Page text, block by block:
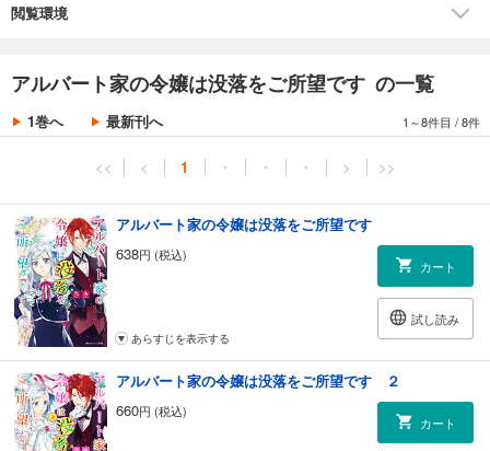
閲覧環境
アルバート家の令嬢は没落をご所望です の一覧
1巻へ 最新刊へ 1～8件目 /8件
<< < 1 ・ ・ ・ > >>
アルバート家の令嬢は没落をご所望です
638円 (税込)
カート
試し読み
あらすじを表示する
アルバート家の令嬢は没落をご所望です ２
660円 (税込)
カート